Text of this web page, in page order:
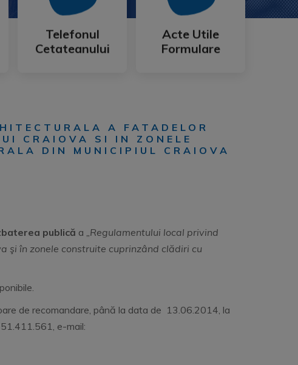
Telefonul
Cetateanului
Telefonul
Cetateanului
Acte Utile
Formulare
Acte Utile
Formulare
A FATADELOR
CRAIOVA SI IN ZONELE
DIN MUNICIPIUL CRAIOVA
publică a „Regulamentului local privind
şi în zonele construite cuprinzând clădiri cu
de recomandare, până la data de 13.06.2014, la
e-mail: